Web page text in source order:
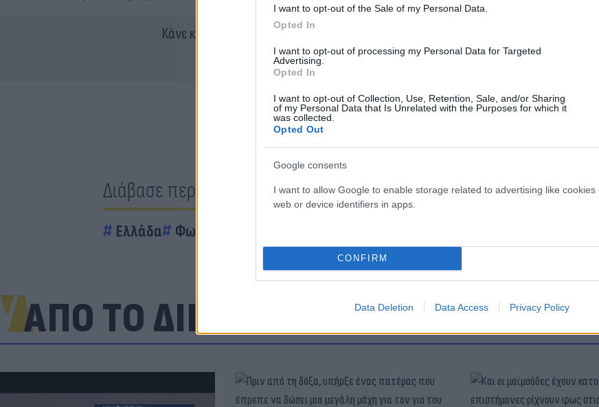
I want to opt-out of the Sale of my Personal Data.
Opted In
I want to opt-out of processing my Personal Data for Targeted
Advertising.
Opted In
I want to opt-out of Collection, Use, Retention, Sale, and/or Sharing
of my Personal Data that Is Unrelated with the Purposes for which it
was collected.
Opted Out
Google consents
I want to allow Google to enable storage related to advertising like cookies
web or device identifiers in apps.
CONFIRM
Data Deletion Data Access Privacy Policy
Κάνε κλικ και δες περισσότερο
Διάβασε περισσότερα
Ελλάδα Φωτιά τώρα
ΑΠΟ ΤΟ ΔΙΚΤΥΟ